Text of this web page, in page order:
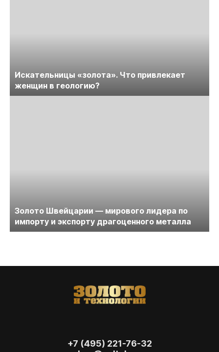
Искательницы «золота». Что привлекает
женщин в геологию?
Золото Швейцарии — мирового лидера по
импорту и экспорту драгоценного металла
+7 (495) 221-76-32